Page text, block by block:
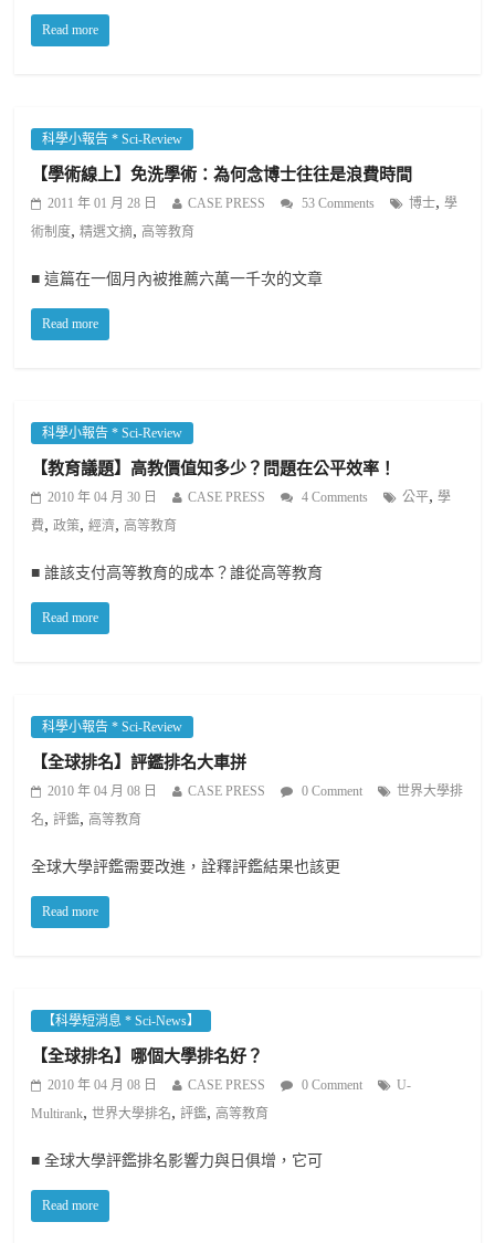
Read more
科學小報告 * Sci-Review
【學術線上】免洗學術：為何念博士往往是浪費時間
2011 年 01 月 28 日 CASE PRESS 53 Comments 博士,學
術制度,精選文摘,高等教育
■ 這篇在一個月內被推薦六萬一千次的文章
Read more
科學小報告 * Sci-Review
【教育議題】高教價值知多少？問題在公平效率！
2010 年 04 月 30 日 CASE PRESS 4 Comments 公平,學
費,政策,經濟,高等教育
■ 誰該支付高等教育的成本？誰從高等教育
Read more
科學小報告 * Sci-Review
【全球排名】評鑑排名大車拼
2010 年 04 月 08 日 CASE PRESS 0 Comment
世界大學排
名,評鑑,高等教育
全球大學評鑑需要改進，詮釋評鑑結果也該更
Read more
【科學短消息 * Sci-News】
【全球排名】哪個大學排名好？
2010 年 04 月 08 日 CASE PRESS 0 Comment
U-
Multirank,世界大學排名,評鑑,高等教育
■ 全球大學評鑑排名影響力與日俱增，它可
Read more